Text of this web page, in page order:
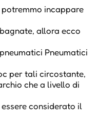
incappare
allora ecco
Pneumatici
per tali circostante,
che a livello di
considerato il